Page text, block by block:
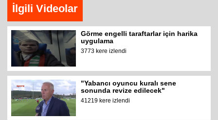
İlgili Videolar
Görme engelli taraftarlar için harika
uygulama
3773 kere izlendi
"Yabancı oyuncu kuralı sene
sonunda revize edilecek"
41219 kere izlendi